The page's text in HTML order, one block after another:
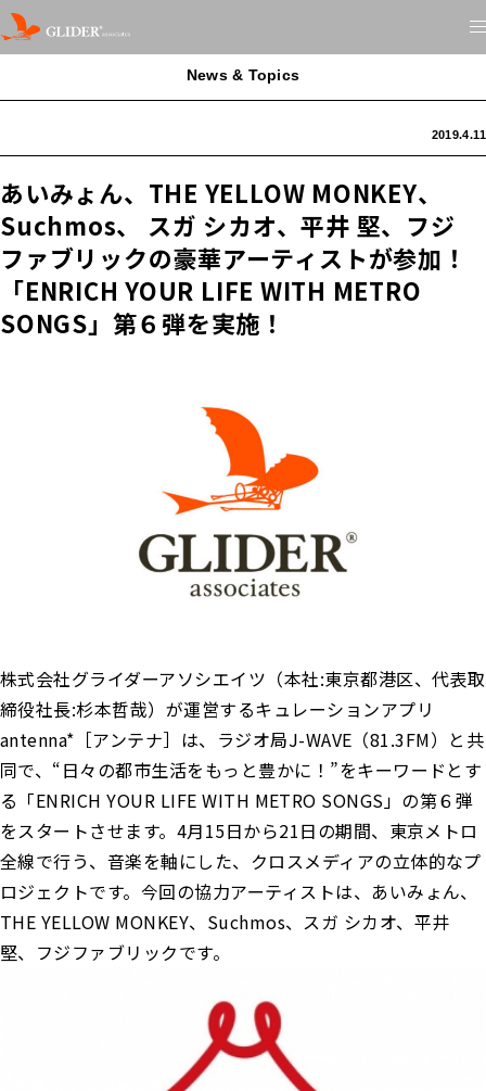
News & Topics
2019.4.11
あいみょん、THE YELLOW MONKEY、
Suchmos、 スガ シカオ、平井 堅、フジ
ファブリックの豪華アーティストが参加！
「ENRICH YOUR LIFE WITH METRO
SONGS」第６弾を実施！
株式会社グライダーアソシエイツ（本社:東京都港区、代表取
締役社⻑:杉本哲哉）が運営するキュレーションアプリ
antenna*［アンテナ］は、ラジオ局J-WAVE（81.3FM）と共
同で、“日々の都市生活をもっと豊かに！”をキーワードとす
る「ENRICH YOUR LIFE WITH METRO SONGS」の第６弾
をスタートさせます。4月15日から21日の期間、東京メトロ
全線で行う、音楽を軸にした、クロスメディアの立体的なプ
ロジェクトです。今回の協力アーティストは、あいみょん、
THE YELLOW MONKEY、Suchmos、スガ シカオ、平井
堅、フジファブリックです。